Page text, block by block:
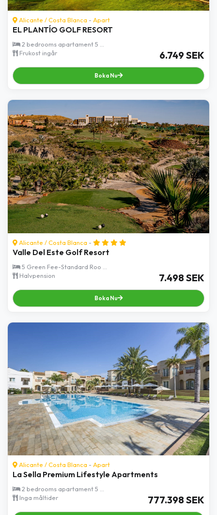
Alicante /Costa Blanca - Apart
EL PLANTÍO GOLF RESORT
2 bedrooms apartament 5 ...
Frukost ingår
6.749 SEK
Boka Nu
Alicante /Costa Blanca -
Valle Del Este Golf Resort
5 Green Fee-Standard Roo ...
Halvpension
7.498 SEK
Boka Nu
Alicante /Costa Blanca - Apart
La Sella Premium Lifestyle Apartments
2 bedrooms apartament 5 ...
Inga måltider
777.398 SEK